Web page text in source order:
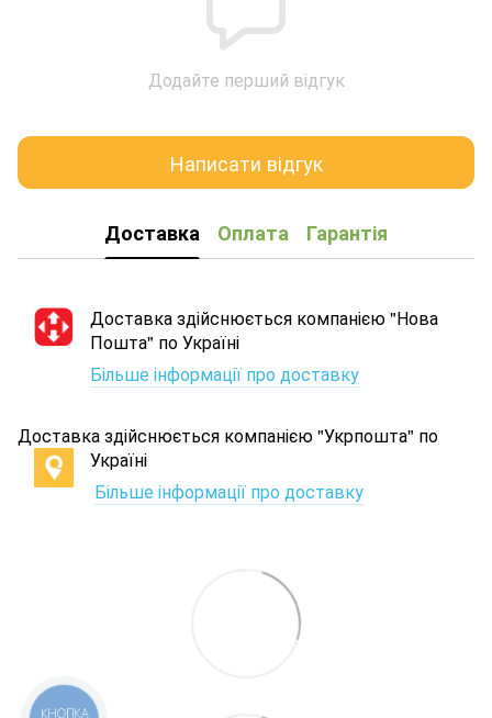
Додайте перший відгук
Написати відгук
Доставка Оплата Гарантія
Доставка здійснюється компанією "Нова
Пошта" по Україні
Більше інформації про доставку
Доставка здійснюється компанією "Укрпошта" по
Україні
Більше інформації про доставку
КНОПКА